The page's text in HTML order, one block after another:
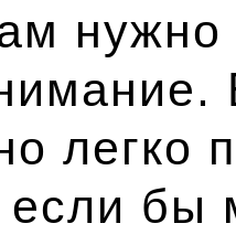
нужно
легко
бы